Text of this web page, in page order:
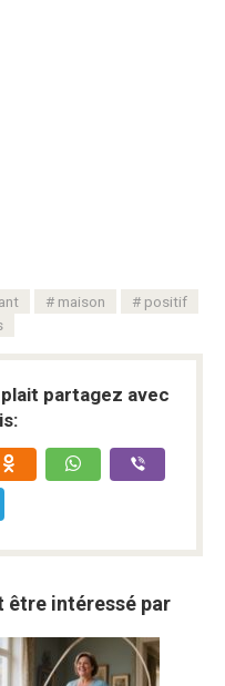
maison
positif
partagez avec
être intéressé par